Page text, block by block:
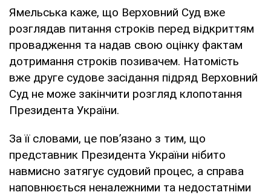
Ямельська каже, що Верховний Суд вже
розглядав питання строків перед відкриттям
провадження та надав свою оцінку фактам
дотримання строків позивачем. Натомість
вже друге судове засідання підряд Верховний
Суд не може закінчити розгляд клопотання
Президента України.
За її словами, це пов’язано з тим, що
представник Президента України нібито
навмисно затягує судовий процес, а справа
наповнюється неналежними та недостатніми